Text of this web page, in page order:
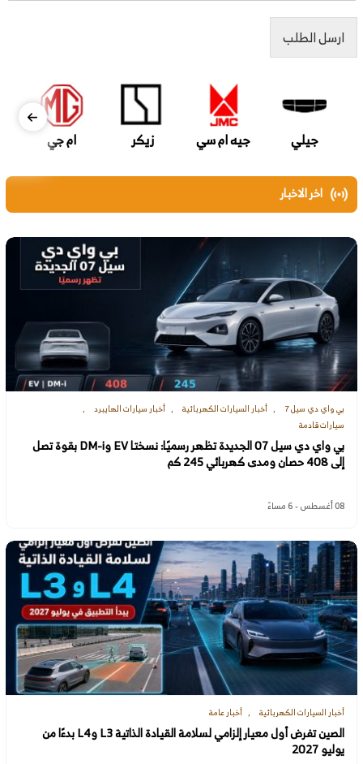
ارسل الطلب
جيلي جيه ام سي زيكر ام جي
اخر الاخبار
بي واي دي سيل 7 أخبار السيارات الكهربائية
أخبار سيارات الهايبرد
سيارات قادمة
بي واي دي سيل 07 الجديدة تظهر رسميًا: نسختا EV وDM-i بقوة تصل
إلى 408 حصان ومدى كهربائي 245 كم
08 أغسطس - 6 مساءً
أخبار السيارات الكهربائية أخبار عامة
الصين تفرض أول معيار إلزامي لسلامة القيادة الذاتية L3 وL4 بدءًا من
يوليو 2027